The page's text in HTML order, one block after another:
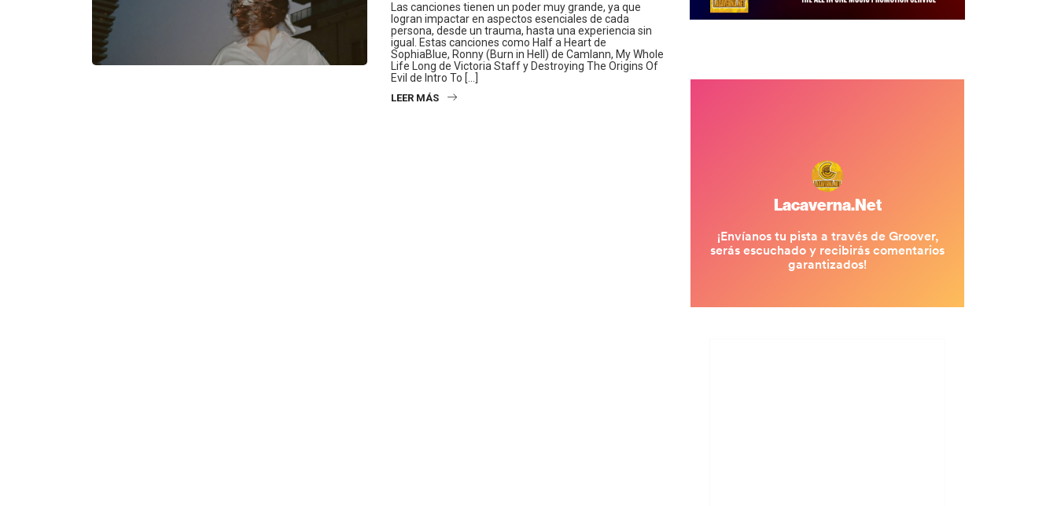
Las canciones tienen un poder muy grande, ya que
logran impactar en aspectos esenciales de cada
persona, desde un trauma, hasta una experiencia sin
igual. Estas canciones como Half a Heart de
SophiaBlue, Ronny (Burn in Hell) de Camlann, My Whole
Life Long de Victoria Staff y Destroying The Origins Of
Evil de Intro To […]
LEER MÁS